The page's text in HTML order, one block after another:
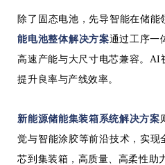
除了固态电池，先导智能在储能
能电池整体解决方案通过工序一
高速产能与大尺寸电芯兼容。AI
提升良率与产线效率。
新能源储能集装箱系统解决方案
觉与智能涂胶等前沿技术，实现
芯到集装箱，高质量、高柔性助